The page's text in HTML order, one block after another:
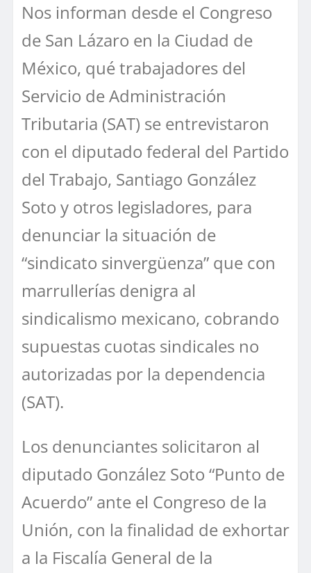
Nos informan desde el Congreso
de San Lázaro en la Ciudad de
México, qué trabajadores del
Servicio de Administración
Tributaria (SAT) se entrevistaron
con el diputado federal del Partido
del Trabajo, Santiago González
Soto y otros legisladores, para
denunciar la situación de
“sindicato sinvergüenza” que con
marrullerías denigra al
sindicalismo mexicano, cobrando
supuestas cuotas sindicales no
autorizadas por la dependencia
(SAT).
Los denunciantes solicitaron al
diputado González Soto “Punto de
Acuerdo” ante el Congreso de la
Unión, con la finalidad de exhortar
a la Fiscalía General de la